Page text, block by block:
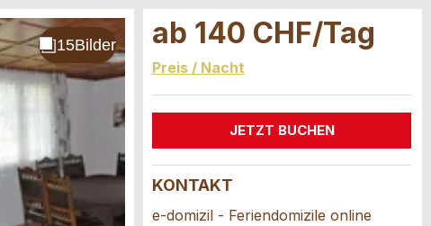
ab 140 CHF/Tag
Preis / Nacht
JETZT BUCHEN
KONTAKT
e-domizil - Feriendomizile online